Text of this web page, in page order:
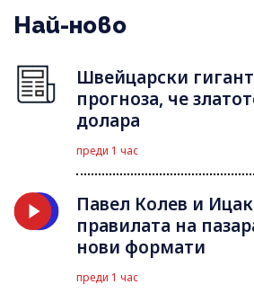
Най-ново
Швейцарски
прогноза, че
долара
преди 1 час
Павел Колев и
правилата на
нови формати
преди 1 час